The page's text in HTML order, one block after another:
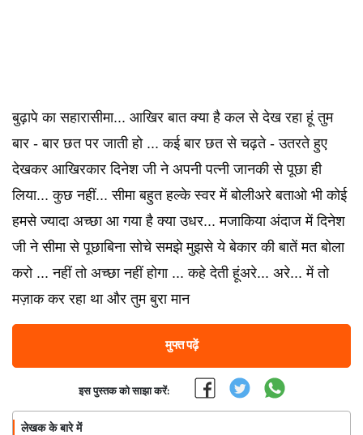
बुढ़ापे का सहारासीमा... आखिर बात क्या है कल से देख रहा हूं तुम
बार - बार छत पर जाती हो ... कई बार छत से चढ़ते - उतरते हुए
देखकर आखिरकार दिनेश जी ने अपनी पत्नी जानकी से पूछा ही
लिया... कुछ नहीं... सीमा बहुत हल्के स्वर में बोलीअरे बताओ भी कोई
हमसे ज्यादा अच्छा आ गया है क्या उधर... मजाकिया अंदाज में दिनेश
जी ने सीमा से पूछाबिना सोचे समझे मुझसे ये बेकार की बातें मत बोला
करो ... नहीं तो अच्छा नहीं होगा ... कहे देती हूंअरे... अरे... में तो
मज़ाक कर रहा था और तुम बुरा मान
मुफ्त पढ़ें
इस पुस्तक को साझा करें:
लेखक के बारे में